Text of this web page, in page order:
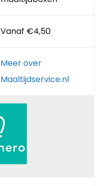
Vanaf €4,50
Meer over
Maaltijdservice.nl